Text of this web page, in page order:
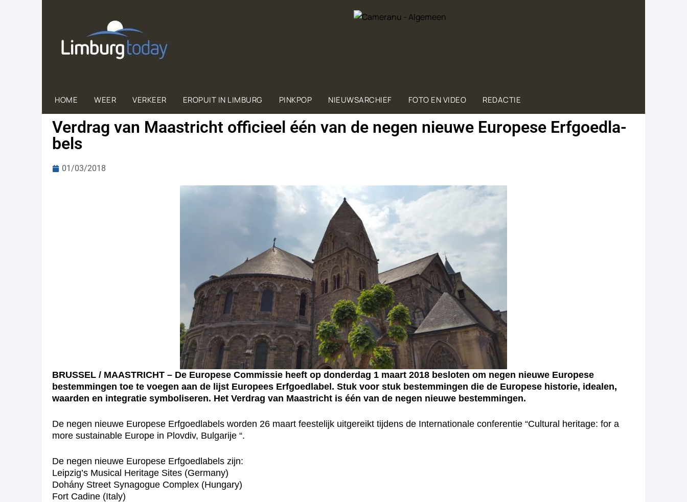
HOME WEER VERKEER EROPUIT IN LIMBURG PINKPOP NIEUWSARCHIEF FOTO EN VIDEO REDACTIE
Ver­drag van Maas­tricht of­fi­ci­eel één van de ne­gen nieu­we Eu­ro­pe­se Erf­goed­la­
bels
01/03/2018
BRUSSEL / MAASTRICHT – De Europese Commissie heeft op donderdag 1 maart 2018 besloten om negen nieuwe Europese
bestemmingen toe te voegen aan de lijst Europees Erfgoedlabel. Stuk voor stuk bestemmingen die de Europese historie, idealen,
waarden en integratie symboliseren. Het Verdrag van Maastricht is één van de negen nieuwe bestemmingen.
De negen nieuwe Europese Erfgoedlabels worden 26 maart feestelijk uitgereikt tijdens de Internationale conferentie “Cultural heritage: for a
more sustainable Europe in Plovdiv, Bulgarije “.
De negen nieuwe Europese Erfgoedlabels zijn:
Leipzig’s Musical Heritage Sites (Germany)
Dohány Street Synagogue Complex (Hungary)
Fort Cadine (Italy)